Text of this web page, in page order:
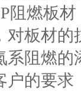
阻燃板
对板材的
系阻燃的
户的要求